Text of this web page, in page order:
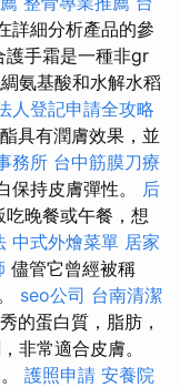
詳細分析產品的參
護手霜是一種非gr
氨基酸和水解水稻
人登記申請全攻略
具有潤膚效果，並
務所 台中筋膜刀療
保持皮膚彈性。 后
晚餐或午餐，想
中式外燴菜單 居家
儘管它曾經被稱
seo公司 台南清潔
的蛋白質，脂肪，
非常適合皮膚。
護照申請 安養院